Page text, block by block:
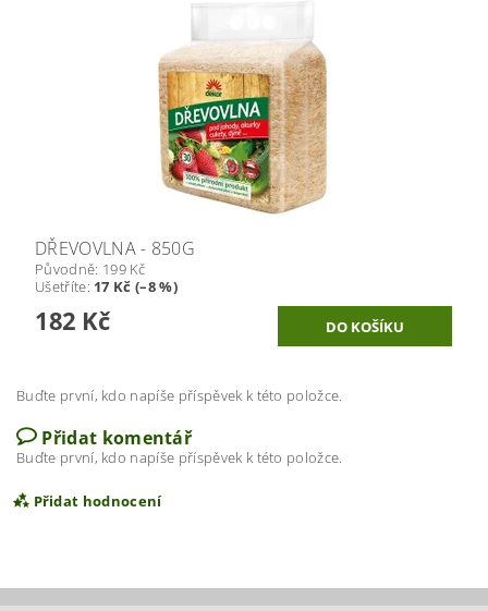
DŘEVOVLNA - 850G
Původně: 199 Kč
Ušetříte: 17 Kč (–8 %)
182 Kč
Buďte první, kdo napíše příspěvek k této položce.
Přidat komentář
Buďte první, kdo napíše příspěvek k této položce.
Přidat hodnocení